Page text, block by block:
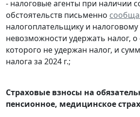
- налоговые агенты при наличии
обстоятельств письменно
налогоплательщику и налоговому
невозможности удержать налог, о
которого не удержан налог, и
налога за 2024 г.;
Страховые взносы на
пенсионное, медицинское